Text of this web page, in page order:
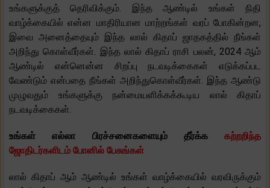
உங்களுக்குத் தெரிவிக்கும். இந்த ஆண்டில் உங்கள் நிதி
வாழ்க்கையில் என்ன மாதிரியான மாற்றங்கள் வரப் போகின்றன,
இவை அனைத்தையும் இந்த லால் கிதாப் ஜாதகத்தில் நீங்கள்
அறிந்து கொள்வீர்கள். இந்த லால் கிதாப் ராசி பலன், 2024 ஆம்
ஆண்டில் என்னென்ன சிறப்பு நடவடிக்கைகள் எடுக்கப்பட
வேண்டும் என்பதை நீங்கள் அறிந்துகொள்வீர்கள். இந்த ஆண்டு
முழுவதும் உங்களுக்கு நன்மையளிக்கக்கூடிய லால் கிதாப்
நடவடிக்கைகள்.
உங்கள் எல்லா பிரச்சனைகளையும் தீர்க்க கற்றறிந்த
ஜோதிடர்களிடம் போனில் பேசுங்கள்
லால் கிதாப் ஆம் ஆண்டில் உங்கள் வாழ்க்கையில் வரவிருக்கும்